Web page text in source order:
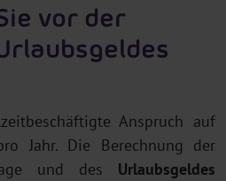
vor der
Anspruch auf
Jahr. Die Berechnung der
und des Urlaubsgeldes